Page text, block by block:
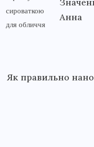
Анна
Як правильно